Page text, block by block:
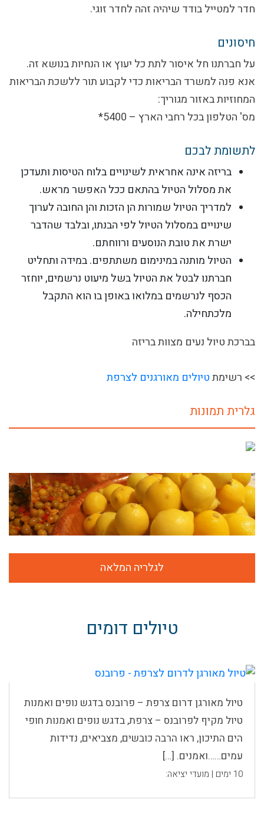
חדר למטייל בודד שיהיה זהה לחדר זוגי.
חיסונים
על חברתנו חל איסור לתת כל יעוץ או הנחיות בנושא זה.
אנא פנה למשרד הבריאות כדי לקבוע תור ללשכת הבריאות
המחוזיות באזור מגוריך:
מס' הטלפון בכל רחבי הארץ – 5400*
לתשומת לבכם
בריזה אינה אחראית לשינויים בלוח הטיסות ותעדכן
את מסלול הטיול בהתאם ככל האפשר מראש.
למדריך הטיול שמורות הן הזכות והן החובה לערוך
שינויים במסלול הטיול לפי הבנתו, ובלבד שהדבר
ישרת את טובת הנוסעים ורווחתם.
הטיול מותנה במינימום משתתפים. במידה ותחליט
חברתנו לבטל את הטיול בשל מיעוט נרשמים, יוחזר
הכסף לנרשמים במלואו באופן בו הוא התקבל
מלכתחילה.
בברכת טיול נעים מצוות בריזה
>> רשימתטיולים מאורגנים לצרפת
גלרית תמונות
לגלריה המלאה
טיולים דומים
טיול מאורגן דרום צרפת – פרובנס בדגש נופים ואמנות
טיול מקיף לפרובנס – צרפת, בדגש נופים ואמנות חופי
הים התיכון, ראו הרבה כובשים, מצביאים, נדידות
עמים……ואמנים. […]
10 ימים | מועדי יציאה: